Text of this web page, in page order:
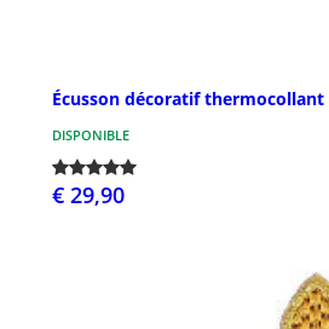
Écusson décoratif thermocollant
DISPONIBLE
€ 29,90